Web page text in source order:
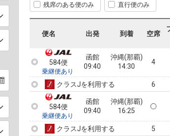
残席のある便のみ 直行便のみ
便名 出発 到着 空席
584便
函館
09:40
沖縄(那覇)
18:20
4
584便
乗継便あり
函館
09:40
沖縄(那覇)
14:30
4
クラスJを利用する 6
584便
乗継便あり
函館
09:40
沖縄(那覇)
16:25
クラスJを利用する 5